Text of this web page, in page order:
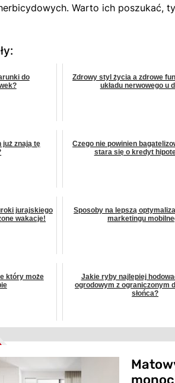
Warto ich poszukać,
do
Zdrowy styl życia a zdrowe
układu nerwowego u
już znają tę
Czego nie powinien
stara się o kredyt
jurajskiego
wakacje!
Sposoby na lepszą
marketingu
który może
Jakie ryby najlepiej
ogrodowym z ograniczonym
słońca?